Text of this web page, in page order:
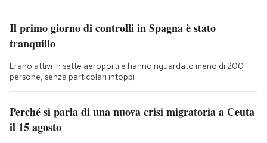
Il primo giorno di controlli in Spagna è stato
tranquillo
Erano attivi in sette aeroporti e hanno riguardato meno di 200
persone, senza particolari intoppi
Perché si parla di una nuova crisi migratoria a Ceuta
il 15 agosto